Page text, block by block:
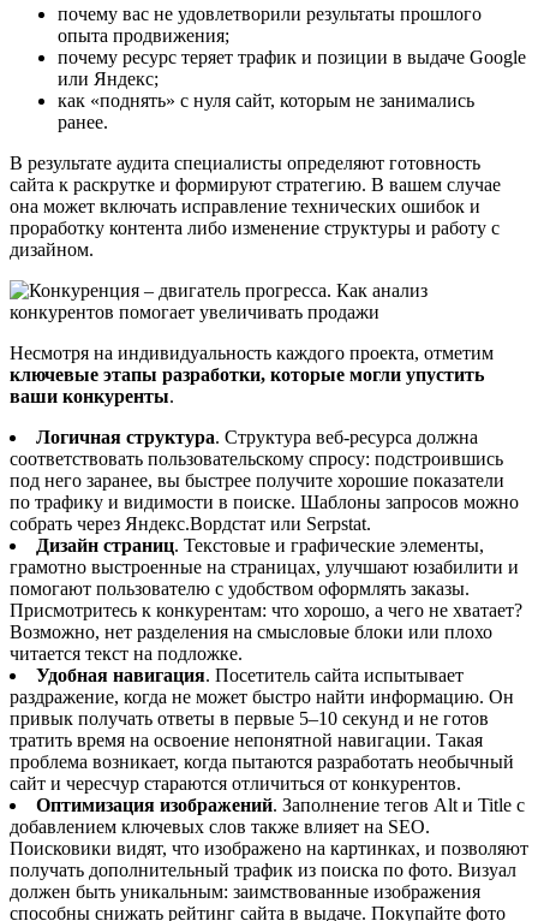
почему вас не удовлетворили результаты прошлого
опыта продвижения;
почему ресурс теряет трафик и позиции в выдаче Google
или Яндекс;
как «поднять» с нуля сайт, которым не занимались
ранее.
В результате аудита специалисты определяют готовность
сайта к раскрутке и формируют стратегию. В вашем случае
она может включать исправление технических ошибок и
проработку контента либо изменение структуры и работу с
дизайном.
Несмотря на индивидуальность каждого проекта, отметим
ключевые этапы разработки, которые могли упустить
ваши конкуренты.
Логичная структура. Структура веб-ресурса должна
соответствовать пользовательскому спросу: подстроившись
под него заранее, вы быстрее получите хорошие показатели
по трафику и видимости в поиске. Шаблоны запросов можно
собрать через Яндекс.Вордстат или Serpstat.
Дизайн страниц. Текстовые и графические элементы,
грамотно выстроенные на страницах, улучшают юзабилити и
помогают пользователю с удобством оформлять заказы.
Присмотритесь к конкурентам: что хорошо, а чего не хватает?
Возможно, нет разделения на смысловые блоки или плохо
читается текст на подложке.
Удобная навигация. Посетитель сайта испытывает
раздражение, когда не может быстро найти информацию. Он
привык получать ответы в первые 5–10 секунд и не готов
тратить время на освоение непонятной навигации. Такая
проблема возникает, когда пытаются разработать необычный
сайт и чересчур стараются отличиться от конкурентов.
Оптимизация изображений. Заполнение тегов Alt и Title с
добавлением ключевых слов также влияет на SEO.
Поисковики видят, что изображено на картинках, и позволяют
получать дополнительный трафик из поиска по фото. Визуал
должен быть уникальным: заимствованные изображения
способны снижать рейтинг сайта в выдаче. Покупайте фото